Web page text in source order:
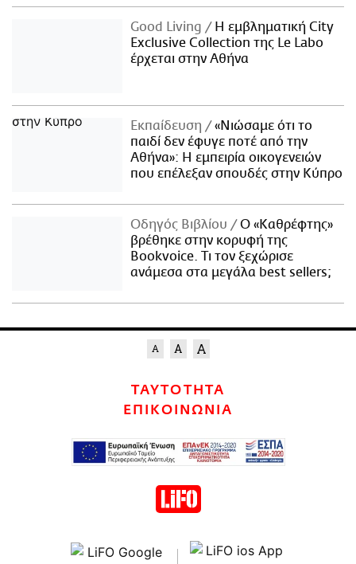
Good Living
Η εμβληματική City
Exclusive Collection της Le Labo
έρχεται στην Αθήνα
Εκπαίδευση
«Νιώσαμε ότι το
παιδί δεν έφυγε ποτέ από την
Αθήνα»: Η εμπειρία οικογενειών
που επέλεξαν σπουδές στην Κύπρο
Οδηγός Βιβλίου
Ο «Καθρέφτης»
βρέθηκε στην κορυφή της
Bookvoice. Τι τον ξεχώρισε
ανάμεσα στα μεγάλα best sellers;
ΤΑΥΤΟΤΗΤΑ
ΕΠΙΚΟΙΝΩΝΙΑ